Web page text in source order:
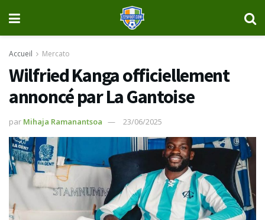
Accueil Mercato
Wilfried Kanga officiellement
annoncé par La Gantoise
par Mihaja Ramanantsoa 23/06/2025